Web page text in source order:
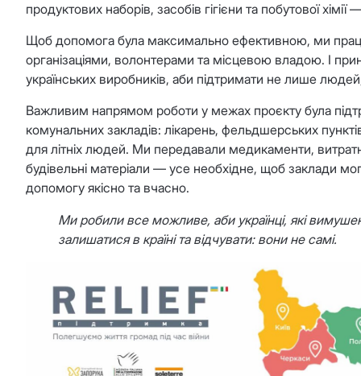
продуктових наборів, засобів гігієни та побутової
Щоб допомога була максимально ефективною, ми
організаціями, волонтерами та місцевою владою. І
українських виробників, аби підтримати не лише
Важливим напрямом роботи у межах проєкту була
комунальних закладів: лікарень, фельдшерських
для літніх людей. Ми передавали медикаменти,
будівельні матеріали — усе необхідне, щоб заклади
допомогу якісно та вчасно.
Ми робили все можливе, аби українці, які
залишатися в країні та відчувати: вони не самі.